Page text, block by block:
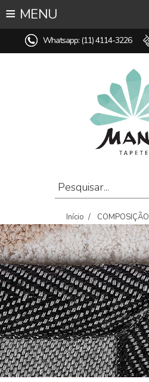
∞ TODOS OS TAPETES
♥ TAPETES SOB MEDIDA
COMPOSIÇÃO
POLIÉSTER
OFERTAS
≡ MENU
Whatsapp: (11) 4114-3226
Início / COMPOSIÇÃO